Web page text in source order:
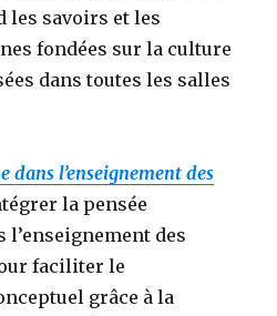
les savoirs et les
fondées sur la culture
dans toutes les salles
dans l’enseignement des
la pensée
des
faciliter le
grâce à la